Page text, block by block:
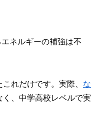
ネルギーの補強は不
れだけです。実際、 な
く、中学高校レベルで実